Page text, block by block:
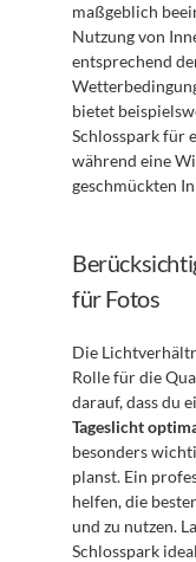
maßgeblich
Nutzung von
entsprechend
bietet
Schlosspark für
während eine
geschmückten
für Fotos
Die
Rolle für die
Tageslicht
besonders
planst. Ein
helfen, die
und zu nutzen.
Schlosspark